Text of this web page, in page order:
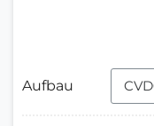
Aufbau